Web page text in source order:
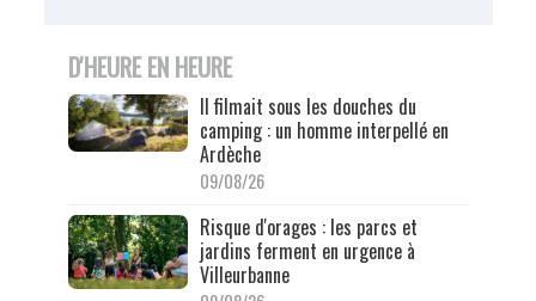
D'HEURE EN HEURE
Il filmait sous les douches du
camping : un homme interpellé en
Ardèche
09/08/26
Risque d'orages : les parcs et
jardins ferment en urgence à
Villeurbanne